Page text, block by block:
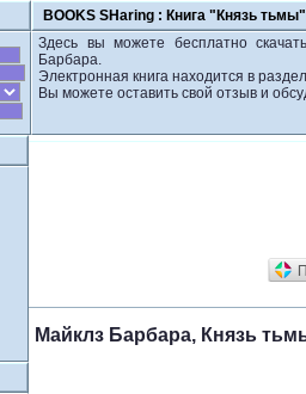
BOOKS SHaring : Книга "Князь
Здесь вы можете бесплатно
Барбара.
Электронная книга находится в
Вы можете оставить свой отзыв и
Майклз Барбара, Князь